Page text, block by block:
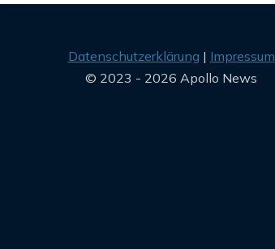
Datenschutzerklärung
Impressum
© 2023 - 2026 Apollo News